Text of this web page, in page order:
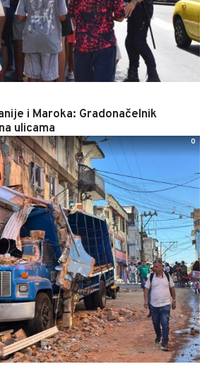
i Maroka: Gradonačelnik
ulicama
0